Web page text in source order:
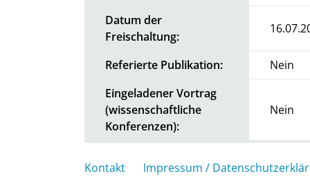
Datum der
Freischaltung:
Referierte Publikation:
Nein
Eingeladener Vortrag
(wissenschaftliche
Konferenzen):
Nein
Kontakt Impressum /